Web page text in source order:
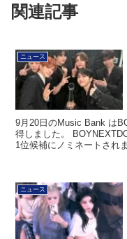
関連記事
ニュース
9月20日のMusic Bank は
得しました。
1位候補にノミネートされ
ニュース